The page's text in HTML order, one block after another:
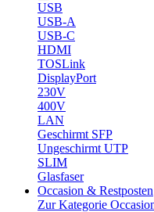
USB
USB-A
USB-C
HDMI
TOSLink
DisplayPort
230V
400V
LAN
Geschirmt SFP
Ungeschirmt UTP
SLIM
Glasfaser
Occasion & Restposten
Zur Kategorie